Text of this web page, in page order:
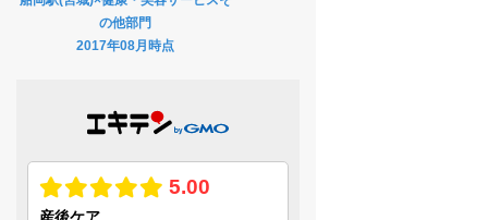
の他部門
2017年08月時点